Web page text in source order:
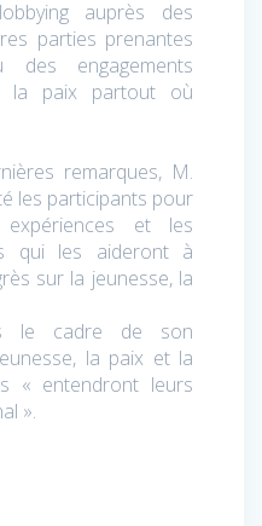
auprès des
parties prenantes
engagements
la paix partout où
remarques, M.
les participants pour
et les
qui les aideront à
sur la jeunesse, la
le cadre de son
la paix et la
« entendront leurs
».